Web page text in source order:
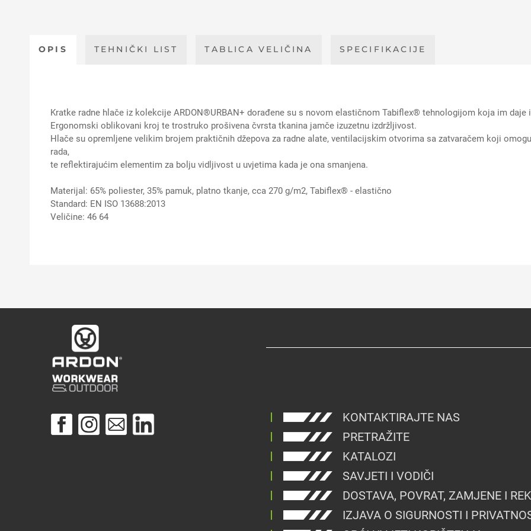
OPIS TEHNIČKI LIST TABLICA VELIČINA SPECIFIKACIJE
Kratke radne hlače iz kolekcije ARDON®URBAN+ dorađene su s novom elastičnom Tabiflex® tehnologijom koja im
Ergonomski oblikovani kroj te trostruko prošivena čvrsta tkanina jamče izuzetnu izdržljivost.
Hlače su opremljene velikim brojem praktičnih džepova za radne alate, ventilacijskim otvorima sa zatvaračem koji
rada,
te reflektirajućim elementim za bolju vidljivost u uvjetima kada je ona smanjena.
Materijal: 65% poliester, 35% pamuk, platno tkanje, cca 270 g/m2, Tabiflex® - elastično
Standard: EN ISO 13688:2013
Veličine: 46 64
KONTAKTIRAJTE NAS
PRETRAŽITE
KATALOZI
SAVJETI I VODIČI
DOSTAVA, POVRAT, ZAMJENE I
IZJAVA O SIGURNOSTI I